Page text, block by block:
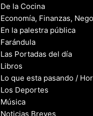
De la Cocina
Economía, Finanzas,
En la palestra pública
Farándula
Las Portadas del día
Libros
Lo que esta pasando /
Los Deportes
Música
Noticias Breves